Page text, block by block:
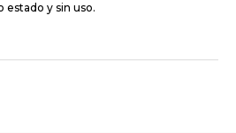
estado y sin uso.